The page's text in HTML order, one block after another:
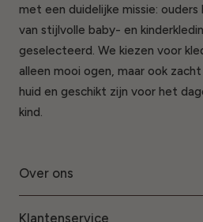
met een duidelijke missie:
van stijlvolle baby- en
geselecteerd. We kiezen voor
alleen mooi ogen, maar ook
huid en geschikt zijn voor het
kind.
Over ons
Klantenservice